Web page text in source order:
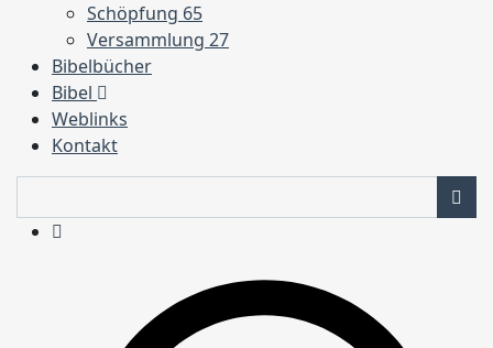
Schöpfung 65
Versammlung 27
Bibelbücher
Bibel
Weblinks
Kontakt